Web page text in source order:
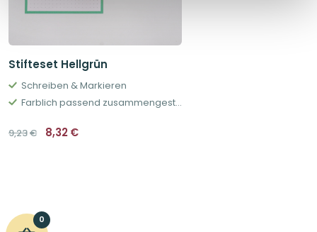
Stifteset Hellgrün
Schreiben & Markieren
Farblich passend zusammengestellt
9,23€ Ursprünglicher
Preis
8,32€
0